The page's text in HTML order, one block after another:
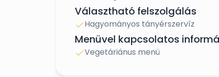
A világhírű Makovecz Imre által
közönségdíjas helyszínünk, a
teljeskörű felújításon és
Választható felszolgálás
Hagyományos tányérszervíz
Menüvel kapcsolatos
Vegetáriánus menü